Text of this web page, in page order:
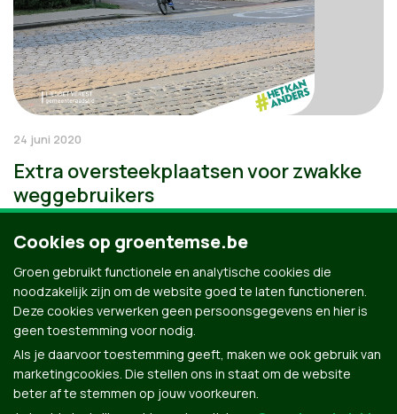
24 juni 2020
Extra oversteekplaatsen voor zwakke
weggebruikers
Cookies op groentemse.be
Groen gebruikt functionele en analytische cookies die
noodzakelijk zijn om de website goed te laten functioneren.
Deze cookies verwerken geen persoonsgegevens en hier is
geen toestemming voor nodig.
Als je daarvoor toestemming geeft, maken we ook gebruik van
marketingcookies. Die stellen ons in staat om de website
beter af te stemmen op jouw voorkeuren.